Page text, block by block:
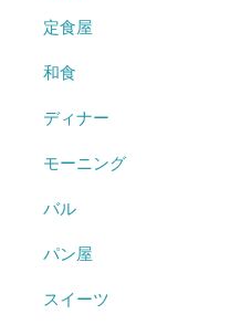
定食屋
和食
ディナー
モーニング
バル
パン屋
スイーツ